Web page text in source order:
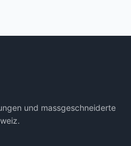
und massgeschneiderte